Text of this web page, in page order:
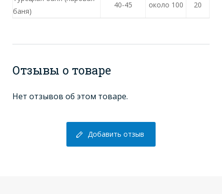
баня)
40-45 около 100 20
Отзывы о товаре
Нет отзывов об этом товаре.
Добавить отзыв